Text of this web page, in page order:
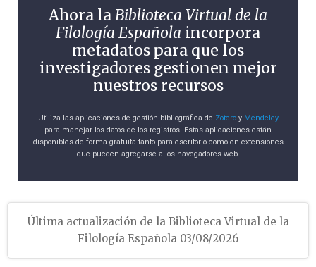
Ahora laBiblioteca Virtual de la
Filología Española incorpora
metadatos para que los
investigadores gestionen mejor
nuestros recursos
Utiliza las aplicaciones de gestión bibliográfica de Zoteroy Mendeley
para manejar los datos de los registros. Estas aplicaciones están
disponibles de forma gratuita tanto para escritorio como en extensiones
que pueden agregarse a los navegadores web.
Última actualización de la Biblioteca Virtual de la
Filología Española 03/08/2026